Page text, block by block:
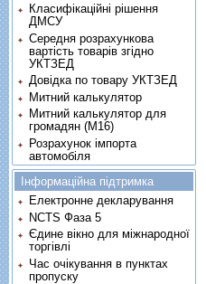
Класифікаційні рішення
ДМСУ
Середня розрахункова
вартість товарів згідно
УКТЗЕД
Довідка по товару УКТЗЕД
Митний калькулятор
Митний калькулятор для
громадян (М16)
Розрахунок імпорта
автомобіля
Інформаційна підтримка
Електронне декларування
NCTS Фаза 5
Єдине вікно для міжнародної
торгівлі
Час очікування в пунктах
пропуску